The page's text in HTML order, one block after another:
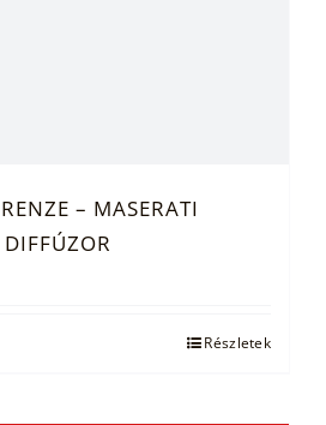
– MASERATI
Részletek